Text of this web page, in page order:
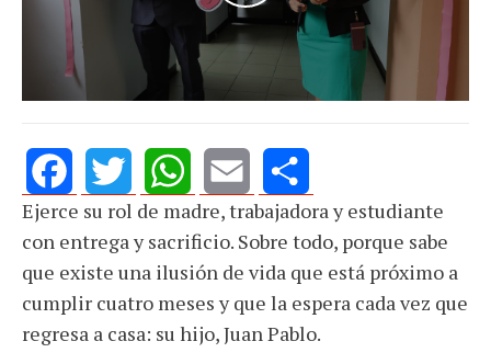
FacebookTwitterWhatsAppEmail Share
Ejerce su rol de madre, trabajadora y estudiante
con entrega y sacrificio. Sobre todo, porque sabe
que existe una ilusión de vida que está próximo a
cumplir cuatro meses y que la espera cada vez que
regresa a casa: su hijo, Juan Pablo.